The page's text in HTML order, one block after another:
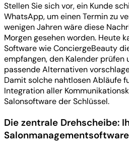
Stellen Sie sich vor, ein Kunde
WhatsApp, um einen Termin zu
wenigen Jahren wäre diese
Morgen gesehen worden. Heute
Software wie ConciergeBeauty
empfangen, den Kalender prüfen
passende Alternativen
Damit solche nahtlosen Abläufe
Integration aller
Salonsoftware der Schlüssel.
Die zentrale Drehscheibe:
Salonmanagementsoftware